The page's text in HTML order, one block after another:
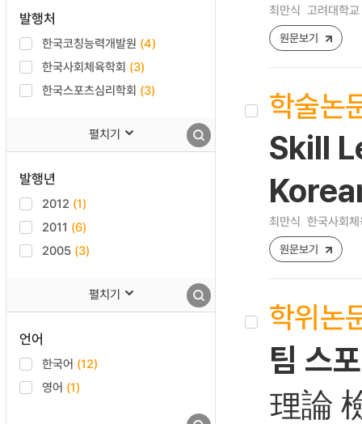
발행처
한국코칭능력개발원 (4)
한국사회체육학회 (3)
한국스포츠심리학회 (3)
펼치기
발행년
2012 (1)
2011 (6)
2005 (3)
펼치기
언어
한국어 (12)
영어 (1)
최만식 고려대학
원문보기
학술논
Skill
최만식 한국사회
원문보기
학위논
팀 스
理論